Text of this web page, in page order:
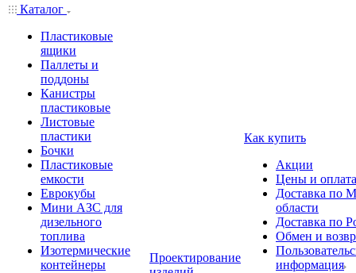
Каталог
Пластиковые
ящики
Паллеты и
поддоны
Канистры
пластиковые
Листовые
пластики
Бочки
Пластиковые
емкости
Еврокубы
Мини АЗС для
дизельного
топлива
Изотермические
контейнеры
Проектирование
Как купить
Акции
Цены и оплата
Доставка по
области
Доставка по
Обмен и
информация